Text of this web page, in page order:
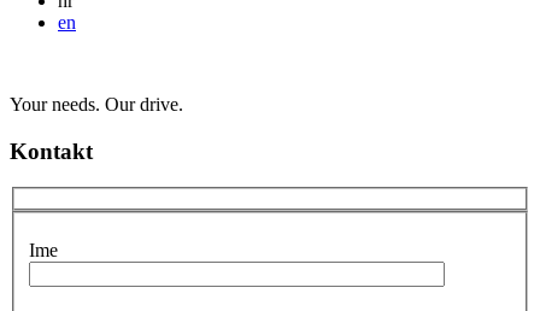
en
Your needs. Our drive.
Kontakt
Ime